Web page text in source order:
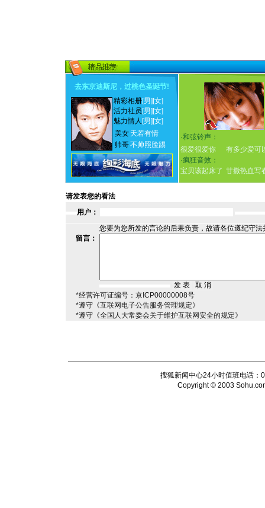
去东京迪斯尼，过桃色圣诞节!
精彩相册[男] [女]
活力社员 [男] [女]
魅力情人 [男] [女]
美女 天若有情
帅哥不帅照脸踢
·和弦铃声：
很爱很爱你
有多少爱可
·疯狂音效：
宝贝该起床了 甘撒热血写
请发表您的看法
用户：
您要为您所发的言论的后果负责，故请各位遵纪守
留言：
*经营许可证编号：京ICP00000008号
*遵守《互联网电子公告服务管理规定》
*遵守《全国人大常委会关于维护互联网安全的规定》
搜狐新闻中心24小时值班电话
Copyright © 2003